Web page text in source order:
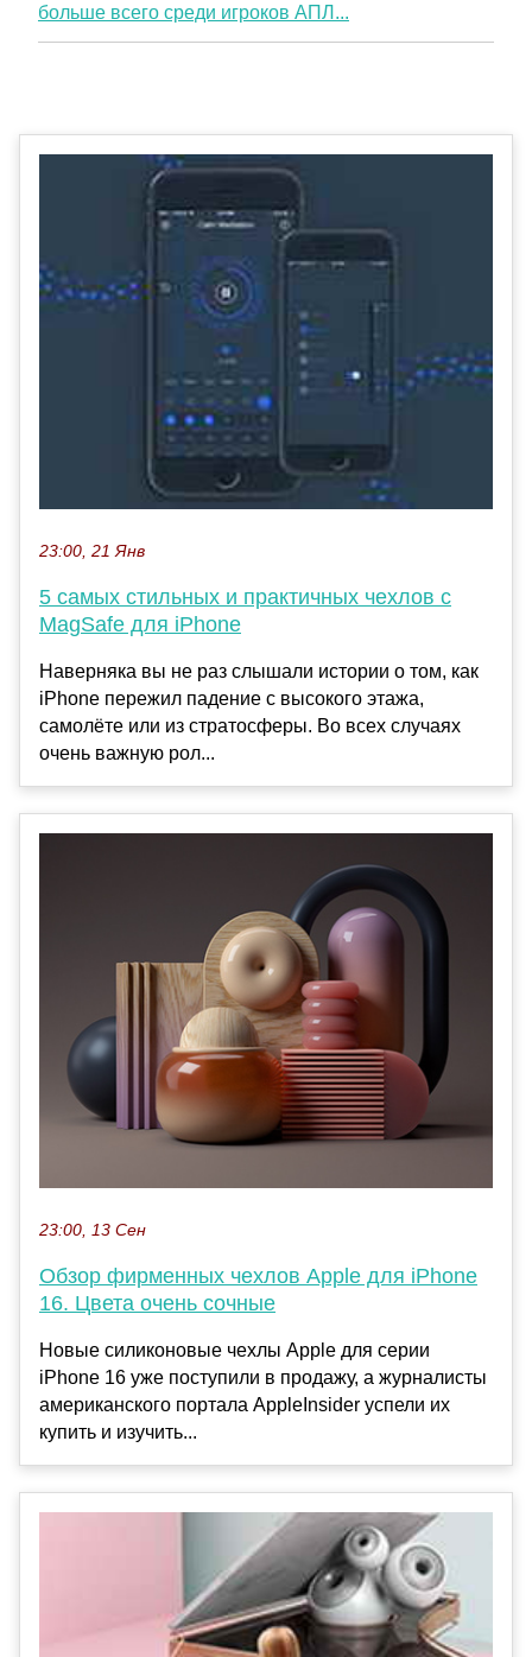
больше всего среди игроков АПЛ...
23:00, 21 Янв
5 самых стильных и практичных чехлов с
MagSafe для iPhone
Наверняка вы не раз слышали истории о том, как
iPhone пережил падение с высокого этажа,
самолёте или из стратосферы. Во всех случаях
очень важную рол...
23:00, 13 Сен
Обзор фирменных чехлов Apple для iPhone
16. Цвета очень сочные
Новые силиконовые чехлы Apple для серии
iPhone 16 уже поступили в продажу, а журналисты
американского портала AppleInsider успели их
купить и изучить...